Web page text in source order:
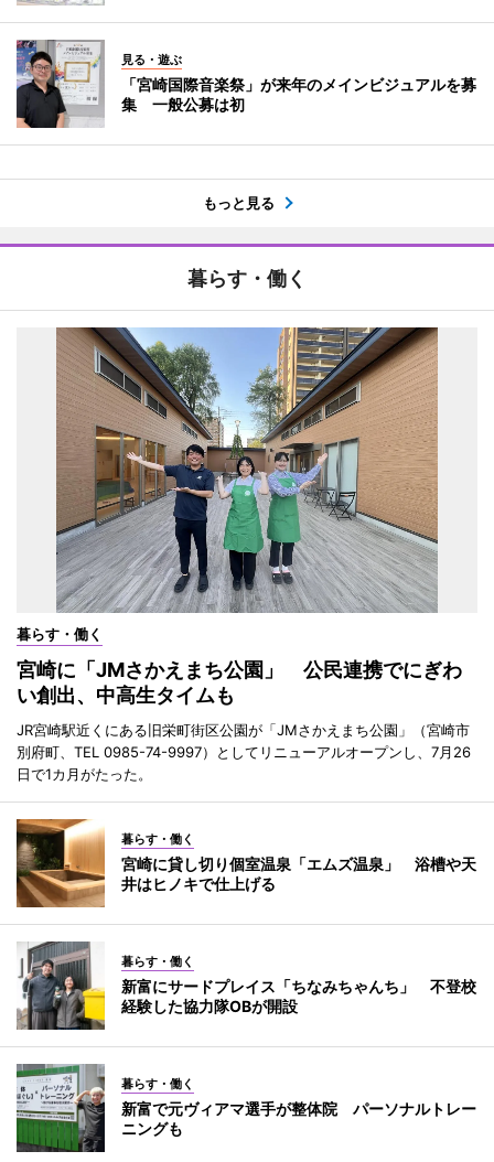
見る・遊ぶ
「宮崎国際音楽祭」が来年のメインビジュアルを募
集 一般公募は初
もっと見る
暮らす・働く
暮らす・働く
宮崎に「JMさかえまち公園」 公民連携でにぎわ
い創出、中高生タイムも
JR宮崎駅近くにある旧栄町街区公園が「JMさかえまち公園」（宮崎市
別府町、TEL 0985-74-9997）としてリニューアルオープンし、7月26
日で1カ月がたった。
暮らす・働く
宮崎に貸し切り個室温泉「エムズ温泉」 浴槽や天
井はヒノキで仕上げる
暮らす・働く
新富にサードプレイス「ちなみちゃんち」 不登校
経験した協力隊OBが開設
暮らす・働く
新富で元ヴィアマ選手が整体院 パーソナルトレー
ニングも